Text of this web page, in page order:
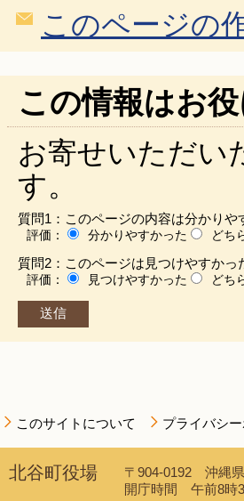
このページの
この情報はお
お寄せいただい
す。
質問1：このページの内容は分かりや
評価： 分かりやすかった どち
質問2：このページは見つけやすかっ
評価： 見つけやすかった どち
このサイトについて プライバシ
北谷町役場
〒904-0192 沖縄
開庁時間 午前8時